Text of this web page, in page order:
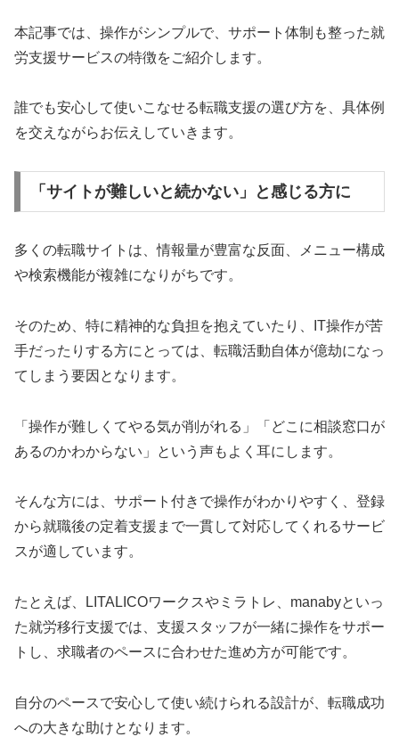
本記事では、操作がシンプルで、サポート体制も整った就
労支援サービスの特徴をご紹介します。
誰でも安心して使いこなせる転職支援の選び方を、具体例
を交えながらお伝えしていきます。
「サイトが難しいと続かない」と感じる方に
多くの転職サイトは、情報量が豊富な反面、メニュー構成
や検索機能が複雑になりがちです。
そのため、特に精神的な負担を抱えていたり、IT操作が苦
手だったりする方にとっては、転職活動自体が億劫になっ
てしまう要因となります。
「操作が難しくてやる気が削がれる」「どこに相談窓口が
あるのかわからない」という声もよく耳にします。
そんな方には、サポート付きで操作がわかりやすく、登録
から就職後の定着支援まで一貫して対応してくれるサービ
スが適しています。
たとえば、LITALICOワークスやミラトレ、manabyといっ
た就労移行支援では、支援スタッフが一緒に操作をサポー
トし、求職者のペースに合わせた進め方が可能です。
自分のペースで安心して使い続けられる設計が、転職成功
への大きな助けとなります。